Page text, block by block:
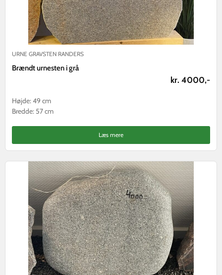
URNE GRAVSTEN RANDERS
Brændt urnesten i grå
kr. 4000,-
Højde: 49 cm
Bredde: 57 cm
Læs mere